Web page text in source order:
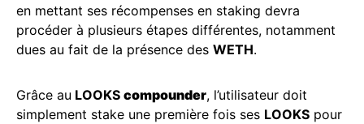
en mettant ses récompenses en staking devra
procéder à plusieurs étapes différentes, notamment
dues au fait de la présence des WETH.
Grâce au LOOKS compounder, l’utilisateur doit
simplement stake une première fois ses LOOKS pour